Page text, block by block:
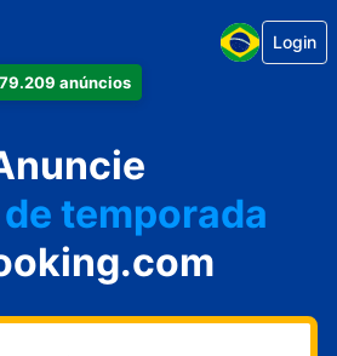
anúncios
Login
hotel
temporada
pousada
casa